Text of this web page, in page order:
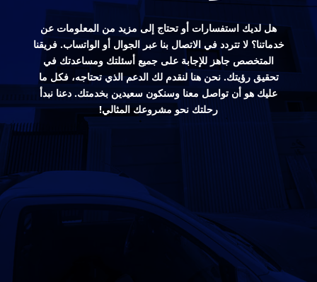
هل لديك استفسارات أو تحتاج إلى مزيد من المعلومات عن
خدماتنا؟ لا تتردد في الاتصال بنا عبر الجوال أو الواتساب. فريقنا
المتخصص جاهز للإجابة على جميع أسئلتك ومساعدتك في
تحقيق رؤيتك. نحن هنا لنقدم لك الدعم الذي تحتاجه، فكل ما
عليك هو أن تواصل معنا وسنكون سعيدين بخدمتك. دعنا نبدأ
رحلتك نحو مشروعك المثالي!